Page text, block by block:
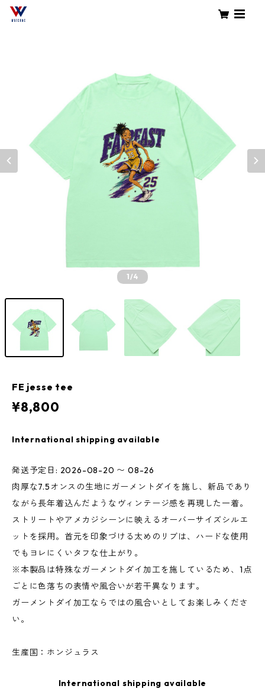
1/4
FE jesse tee
¥8,800
International shipping available
発送予定日: 2026-08-20 〜 08-26
肉厚な7.5オンスの生地にガーメントダイを施し、新品であり
ながら長年着込んだようなヴィンテージ感を再現した一着。
ストリートやアメカジシーンに映えるオーバーサイズシルエ
ットを採用。首元を印象づける太めのリブは、ハードな使用
でもヨレにくいタフな仕上がり。
※本製品は特殊なガーメントダイ加工を施しているため、1点
ごとに色落ちの表情や風合いが若干異なります。
ガーメントダイ加工ならではの風合いとしてお楽しみくださ
い。
生産国：ホンジュラス
International shipping available